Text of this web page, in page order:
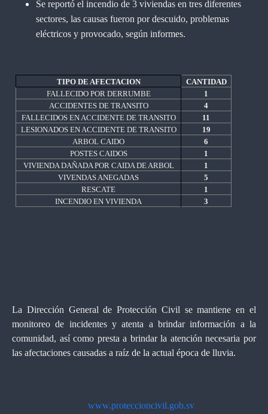
Se reportó el incendio de 3 viviendas en tres diferentes
sectores, las causas fueron por descuido, problemas
eléctricos y provocado, según informes.
TIPO DE AFECTACION
CANTIDAD
FALLECIDO POR DERRUMBE
1
ACCIDENTES DE TRANSITO
4
FALLECIDOS EN ACCIDENTE DE TRANSITO
11
LESIONADOS EN ACCIDENTE DE TRANSITO
19
ARBOL CAIDO
6
POSTES CAIDOS
1
VIVIENDA DAÑADA POR CAIDA DE ARBOL
1
VIVENDAS ANEGADAS
5
RESCATE
1
INCENDIO EN VIVIENDA
3
La Dirección General de Protección Civil se mantiene en el
monitoreo de incidentes y atenta a brindar información a la
comunidad, así como presta a brindar la atención necesaria por
las afectaciones causadas a raíz de la actual época de lluvia.
www.proteccioncivil.gob.sv